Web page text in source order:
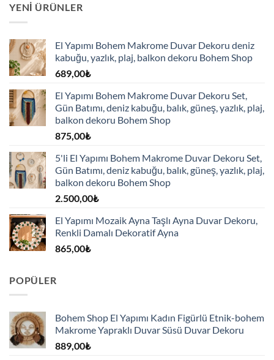
YENI ÜRÜNLER
El Yapımı Bohem Makrome Duvar Dekoru deniz
kabuğu, yazlık, plaj, balkon dekoru Bohem Shop
689,00₺
El Yapımı Bohem Makrome Duvar Dekoru Set,
Gün Batımı, deniz kabuğu, balık, güneş, yazlık, plaj,
balkon dekoru Bohem Shop
875,00₺
5'li El Yapımı Bohem Makrome Duvar Dekoru Set,
Gün Batımı, deniz kabuğu, balık, güneş, yazlık, plaj,
balkon dekoru Bohem Shop
2.500,00₺
El Yapımı Mozaik Ayna Taşlı Ayna Duvar Dekoru,
Renkli Damalı Dekoratif Ayna
865,00₺
POPÜLER
Bohem Shop El Yapımı Kadın Figürlü Etnik-bohem
Makrome Yapraklı Duvar Süsü Duvar Dekoru
889,00₺